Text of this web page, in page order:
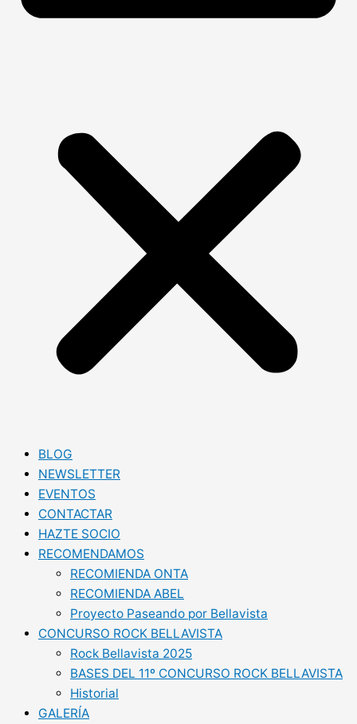
BLOG
NEWSLETTER
EVENTOS
CONTACTAR
HAZTE SOCIO
RECOMENDAMOS
RECOMIENDA ONTA
RECOMIENDA ABEL
Proyecto Paseando por Bellavista
CONCURSO ROCK BELLAVISTA
Rock Bellavista 2025
BASES DEL 11º CONCURSO ROCK BELLAVISTA
Historial
GALERÍA